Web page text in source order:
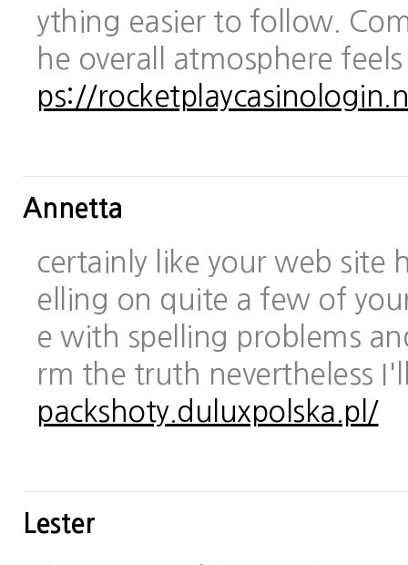
ything easier to follow.
he overall atmosphere
ps://
Annetta
certainly like your web site
elling on quite a few of
e with spelling problems
rm the truth nevertheless
packshoty.duluxpolska.pl/
Lester